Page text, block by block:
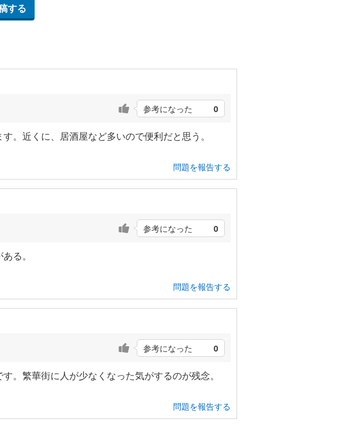
する
参考になった 0
。近くに、居酒屋など多いので便利だと思う。
問題を報告する
参考になった 0
る。
問題を報告する
参考になった 0
。繁華街に人が少なくなった気がするのが残念。
問題を報告する